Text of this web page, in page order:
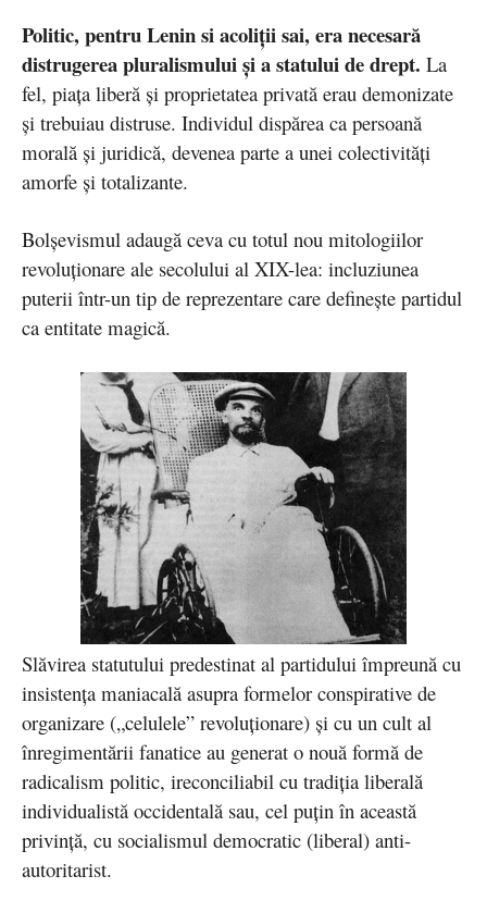
Politic, pentru Lenin si acoliţii sai, era necesară
distrugerea pluralismului şi a statului de drept. La
fel, piaţa liberă şi proprietatea privată erau demonizate
şi trebuiau distruse. Individul dispărea ca persoană
morală și juridică, devenea parte a unei colectivităţi
amorfe şi totalizante.
Bolşevismul adaugă ceva cu totul nou mitologiilor
revoluţionare ale secolului al XIX-lea: incluziunea
puterii într-un tip de reprezentare care defineşte partidul
ca entitate magică.
Slăvirea statutului predestinat al partidului împreună cu
insistenţa maniacală asupra formelor conspirative de
organizare („celulele” revoluţionare) şi cu un cult al
înregimentării fanatice au generat o nouă formă de
radicalism politic, ireconciliabil cu tradiţia liberală
individualistă occidentală sau, cel puţin în această
privinţă, cu socialismul democratic (liberal) anti-
autoritarist.